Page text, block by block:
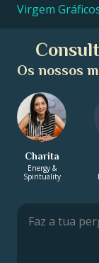
Virgem
Os nossos
Charita
Energy &
Spirituality